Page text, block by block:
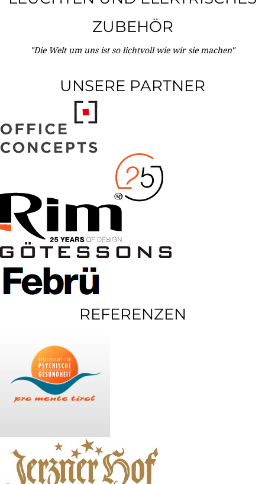
ZUBEHÖR
"Die Welt um uns ist so lichtvoll wie wir sie machen"
UNSERE PARTNER
REFERENZEN